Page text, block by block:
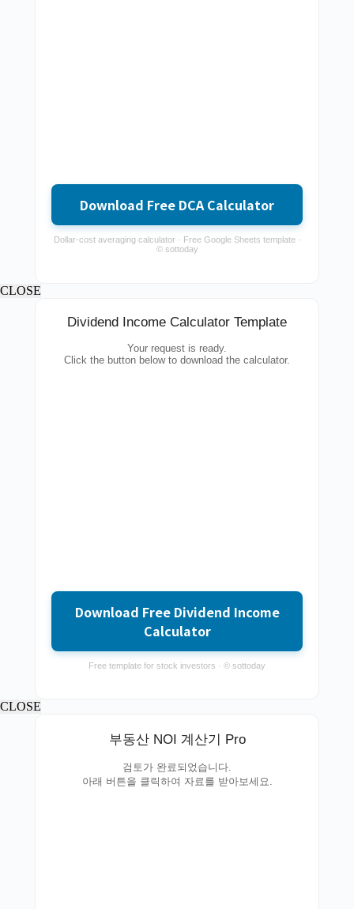
Download Free DCA Calculator
Dollar-cost averaging calculator · Free Google Sheets template ·
© sottoday
CLOSE
Dividend Income Calculator Template
Your request is ready.
Click the button below to download the calculator.
Download Free Dividend Income
Calculator
Free template for stock investors · © sottoday
CLOSE
부동산 NOI 계산기 Pro
검토가 완료되었습니다.
아래 버튼을 클릭하여 자료를 받아보세요.